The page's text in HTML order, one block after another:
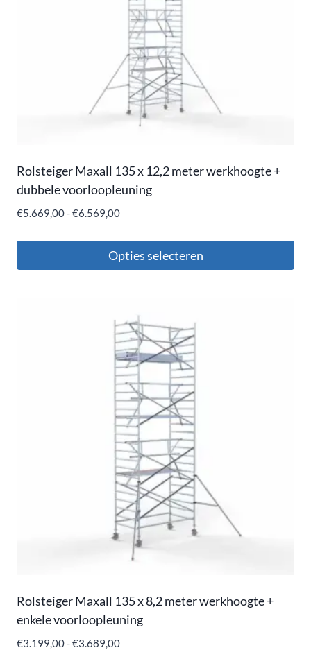
Rolsteiger Maxall 135 x 12,2 meter werkhoogte +
dubbele voorloopleuning
€5.669,00-€6.569,00
Opties selecteren
Rolsteiger Maxall 135 x 8,2 meter werkhoogte +
enkele voorloopleuning
€3.199,00-€3.689,00